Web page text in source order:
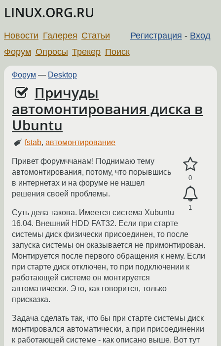
LINUX.ORG.RU
Регистрация - Вход
Новости Галерея Статьи
Форум Опросы Трекер Поиск
Форум — Desktop
Причуды
автомонтирования диска в
Ubuntu
fstab,автомонтирование
0
1
Привет форумччанам! Поднимаю тему
автомонтирования, потому, что порывшись
в интернетах и на форуме не нашел
решения своей проблемы.
Суть дела такова. Имеется система Xubuntu
16.04. Внешний HDD FAT32. Если при старте
системы диск физически присоединен, то после
запуска системы он оказывается не примонтирован.
Монтируется после первого обращения к нему. Если
при старте диск отключен, то при подключении к
работающей системе он монтируется
автоматически. Это, как говорится, только
присказка.
Задача сделать так, что бы при старте системы диск
монтировался автоматически, а при присоединении
к работающей системе - как описано выше. Вот тут